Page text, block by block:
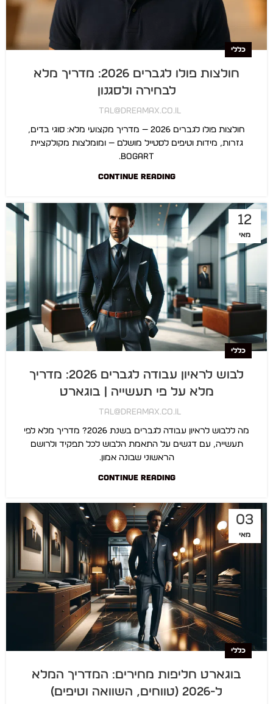
כללי
חולצות פולו לגברים 2026: מדריך מלא
לבחירה ולסגנון
Tal@dreamax.co.il
חולצות פולו לגברים 2026 — מדריך מקצועי מלא: סוגי בדים,
גזרות, מידות וטיפים לסטייל מושלם — ומומלצות מקולקציית
Bogart.
CONTINUE READING
12
מאי
כללי
לבוש לראיון עבודה לגברים 2026: מדריך
מלא על פי תעשייה | בוגארט
Tal@dreamax.co.il
מה ללבוש לראיון עבודה לגברים בשנת 2026? מדריך מלא לפי
תעשייה, עם דגשים על התאמת הלבוש לכל תפקיד ולרושם
הראשוני שבונה אמון.
CONTINUE READING
03
מאי
כללי
בוגארט חליפות מחירים: המדריך המלא
ל-2026 (טווחים, השוואה וטיפים)